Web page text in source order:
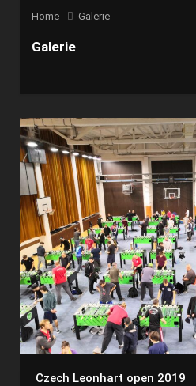
Home Galerie
Galerie
Czech Leonhart open 2019